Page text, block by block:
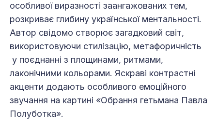
особливої виразності заангажованих тем,
розкриває глибину української ментальності.
Автор свідомо створює загадковий світ,
використовуючи стилізацію, метафоричність
у поєднанні з площинами, ритмами,
лаконічними кольорами. Яскраві контрастні
акценти додають особливого емоційного
звучання на картині «Обрання гетьмана Павла
Полуботка».